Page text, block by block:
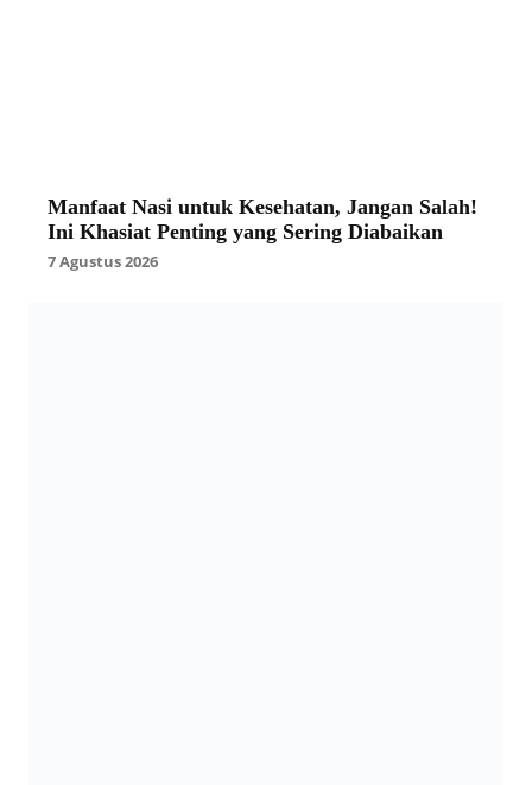
Manfaat Nasi untuk Kesehatan, Jangan Salah!
Ini Khasiat Penting yang Sering Diabaikan
7 Agustus 2026